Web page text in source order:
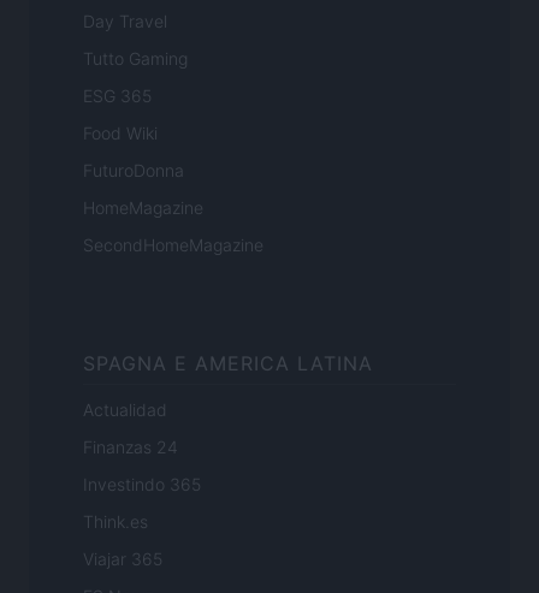
Day Travel
Tutto Gaming
ESG 365
Food Wiki
FuturoDonna
HomeMagazine
SecondHomeMagazine
SPAGNA E AMERICA LATINA
Actualidad
Finanzas 24
Investindo 365
Think.es
Viajar 365